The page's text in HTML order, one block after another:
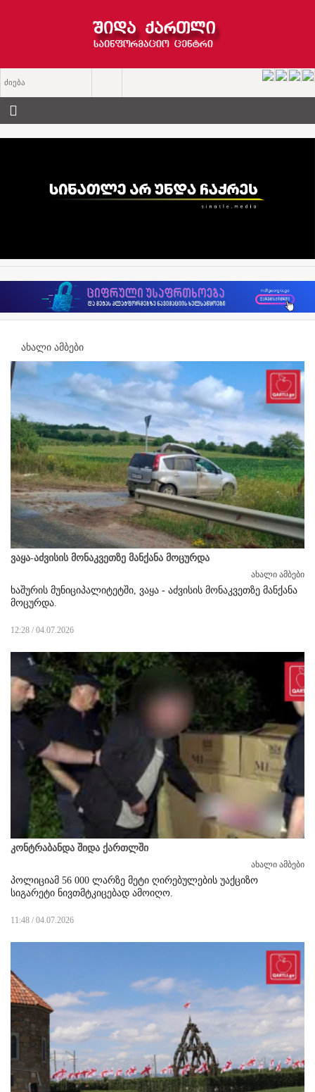
ახალი ამბები
ვაყა-აძვისის მონაკვეთზე მანქანა მოცურდა
ახალი ამბები
ხაშურის მუნიციპალიტეტში, ვაყა - აძვისის მონაკვეთზე მანქანა
მოცურდა.
12:28 / 04.07.2026
კონტრაბანდა შიდა ქართლში
ახალი ამბები
პოლიციამ 56 000 ლარზე მეტი ღირებულების უაქციზო
სიგარეტი ნივთმტკიცებად ამოიღო.
11:48 / 04.07.2026